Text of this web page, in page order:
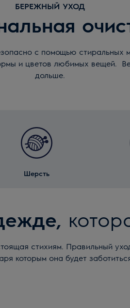
БЕРЕЖНЫЙ УХОД
с помощью стиральных
и цветов любимых вещей.
дольше.
Шерсть
стихиям. Правильный
которым она будет